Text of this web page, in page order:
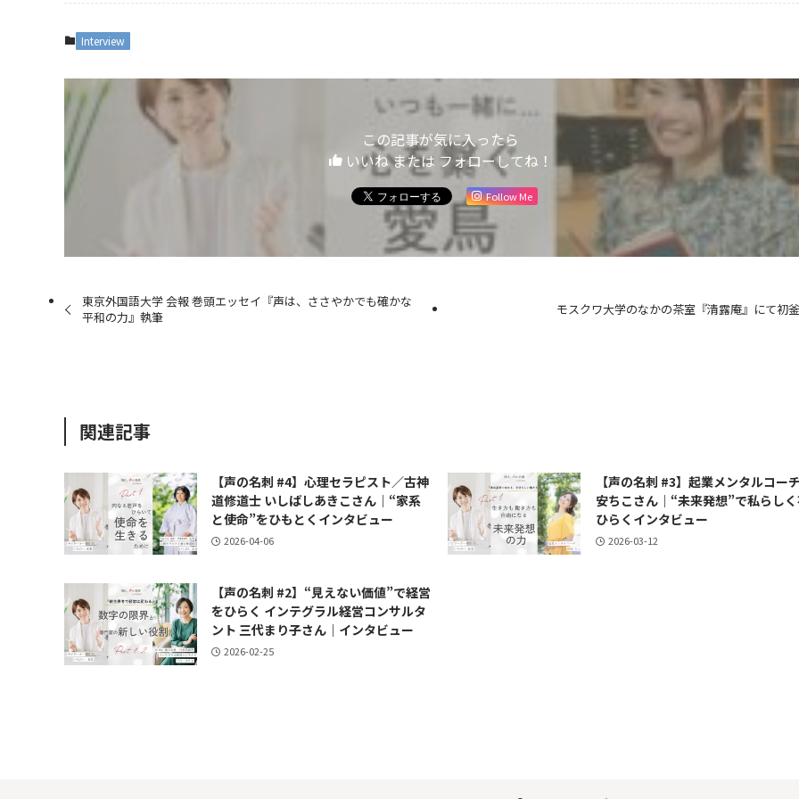
Interview
この記事が気に入ったら
いいね または フォローしてね！
Follow Me
東京外国語大学 会報 巻頭エッセイ『声は、ささやかでも確かな
平和の力』執筆
モスクワ大学のなかの茶室『清露庵』にて初釜
関連記事
【声の名刺 #4】心理セラピスト／古神
道修道士 いしばしあきこさん｜“家系
と使命”をひもとくインタビュー
2026-04-06
【声の名刺 #3】起業メンタルコー
安ちこさん｜“未来発想”で私らし
ひらくインタビュー
2026-03-12
【声の名刺 #2】“見えない価値”で経営
をひらく インテグラル経営コンサルタ
ント 三代まり子さん｜インタビュー
2026-02-25